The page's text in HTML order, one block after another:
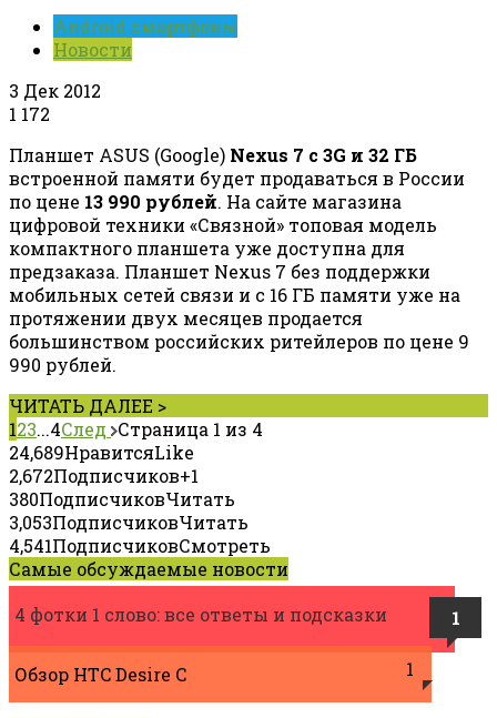
Android смартфоны
Новости
3 Дек 2012
1 172
Планшет ASUS (Google) Nexus 7 с 3G и 32 ГБ
встроенной памяти будет продаваться в России
по цене 13 990 рублей. На сайте магазина
цифровой техники «Связной» топовая модель
компактного планшета уже доступна для
предзаказа. Планшет Nexus 7 без поддержки
мобильных сетей связи и с 16 ГБ памяти уже на
протяжении двух месяцев продается
большинством российских ритейлеров по цене 9
990 рублей.
ЧИТАТЬ ДАЛЕЕ >
123...4След Страница 1 из 4
24,689НравитсяLike
2,672Подписчиков+1
380ПодписчиковЧитать
3,053ПодписчиковЧитать
4,541ПодписчиковСмотреть
Самые обсуждаемые новости
4 фотки 1 слово: все ответы и подсказки
1
Обзор HTC Desire C 1